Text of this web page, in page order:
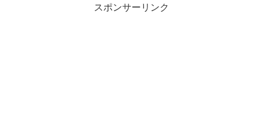
す。
スポンサーリンク